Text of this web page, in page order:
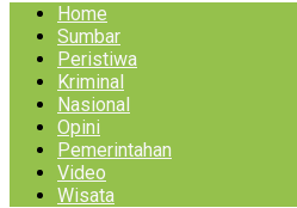
Home
Sumbar
Peristiwa
Kriminal
Nasional
Opini
Pemerintahan
Video
Wisata